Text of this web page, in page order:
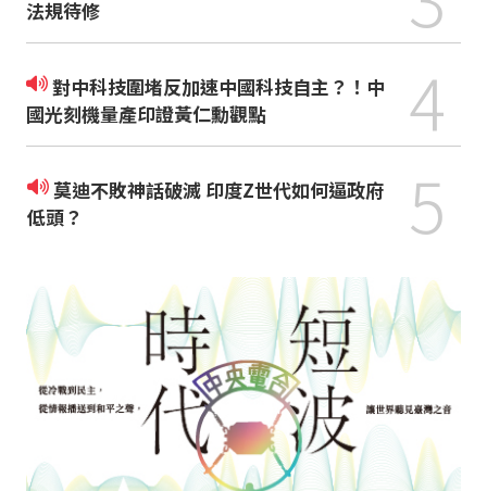
法規待修
對中科技圍堵反加速中國科技自主？！中
國光刻機量產印證黃仁勳觀點
4
莫迪不敗神話破滅 印度Z世代如何逼政府
低頭？
5